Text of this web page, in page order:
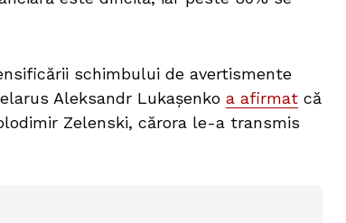
schimbului de avertismente
Aleksandr Lukașenko a afirmat că
Zelenski, cărora le-a transmis